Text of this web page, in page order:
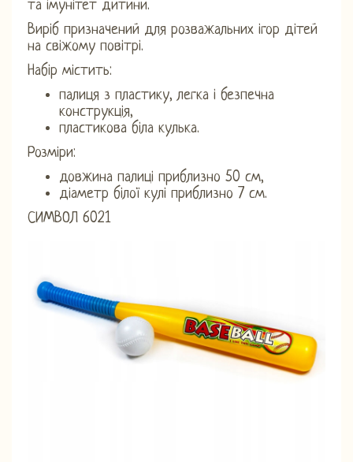
та імунітет дитини.
Виріб призначений для розважальних ігор дітей
на свіжому повітрі.
Набір містить:
палиця з пластику, легка і безпечна
конструкція,
пластикова біла кулька.
Розміри:
довжина палиці приблизно 50 см,
діаметр білої кулі приблизно 7 см.
СИМВОЛ 6021